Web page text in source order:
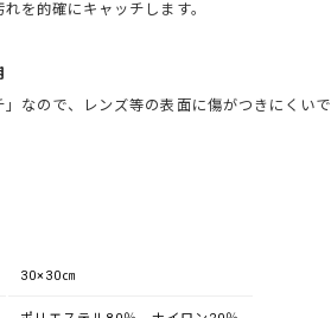
を的確にキャッチします。
なので、レンズ等の表面に傷がつきにくいで
30×30㎝